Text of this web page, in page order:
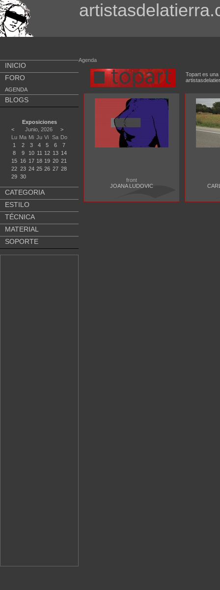
INICIO
FORO
AGENDA
BLOGS
Exposiciones
<
Junio, 2026
>
Lu Ma Mi Ju Vi Sa Do
1
2 3 4 5 6
7
8
9 10 11 12 13 14
15 16 17 18 19 20 21
22 23 24 25 26 27 28
29 30
CATEGORIA
ESTILO
TÉCNICA
MATERIAL
SOPORTE
Agenda
Topart es
front
JOANA LUDOVIC